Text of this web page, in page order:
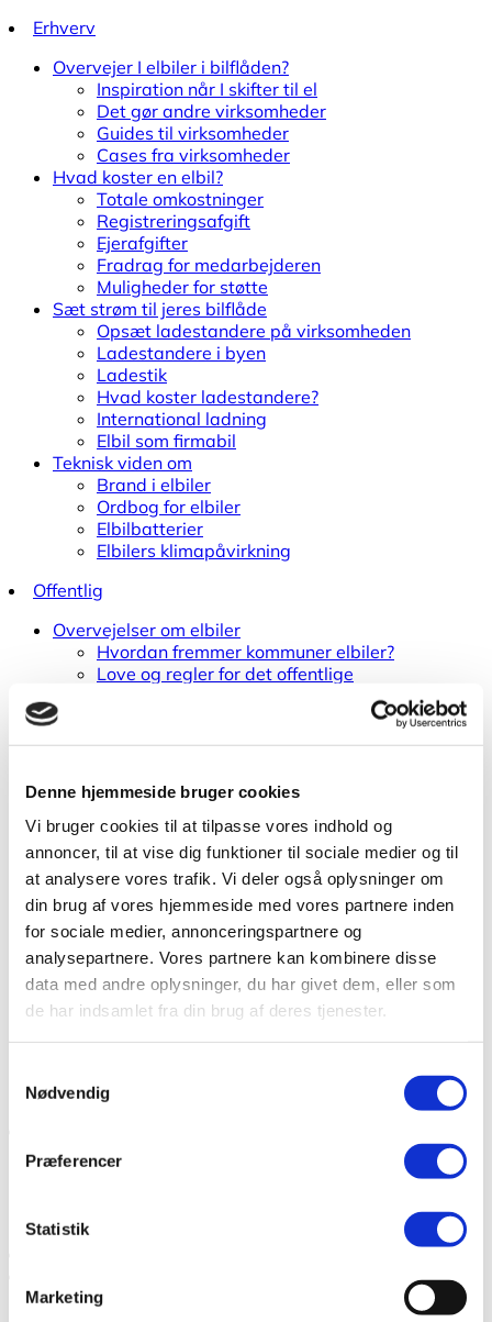
Denne hjemmeside bruger cookies
Vi bruger cookies til at tilpasse vores indhold og
annoncer, til at vise dig funktioner til sociale medier og til
at analysere vores trafik. Vi deler også oplysninger om
din brug af vores hjemmeside med vores partnere inden
for sociale medier, annonceringspartnere og
analysepartnere. Vores partnere kan kombinere disse
data med andre oplysninger, du har givet dem, eller som
de har indsamlet fra din brug af deres tjenester.
Nødvendig
Præferencer
Statistik
Marketing
Erhverv
Overvejer I elbiler i bilflåden?
Inspiration når I skifter til el
Det gør andre virksomheder
Guides til virksomheder
Cases fra virksomheder
Hvad koster en elbil?
Totale omkostninger
Registreringsafgift
Ejerafgifter
Fradrag for medarbejderen
Muligheder for støtte
Sæt strøm til jeres bilflåde
Opsæt ladestandere på virksomheden
Ladestandere i byen
Ladestik
Hvad koster ladestandere?
International ladning
Elbil som firmabil
Teknisk viden om
Brand i elbiler
Ordbog for elbiler
Elbilbatterier
Elbilers klimapåvirkning
Offentlig
Overvejelser om elbiler
Hvordan fremmer kommuner elbiler?
Love og regler for det offentlige
Registreringsafgift
Ejerafgifter
Ladeinfrastruktur
Ladestrategier i kommuner
Ladeinfrastruktur i byen
Hvad koster ladeinfrastruktur?
Køb og udbud af ladeinfrastruktur
Kontrakter for ladeinfrastruktur
Ladeinfrastruktur i turistområder
Ladepunktsberegner til kommuner
Teknisk viden om
Ordbog for elbiler
Elbilers klimapåvirkning
Planlægning af ladeløsninger